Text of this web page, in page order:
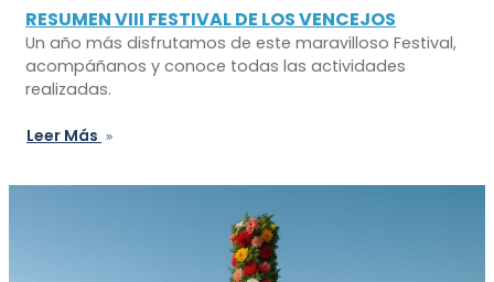
RESUMEN VIII FESTIVAL DE LOS VENCEJOS
Un año más disfrutamos de este maravilloso Festival,
acompáñanos y conoce todas las actividades
realizadas.
Leer Más